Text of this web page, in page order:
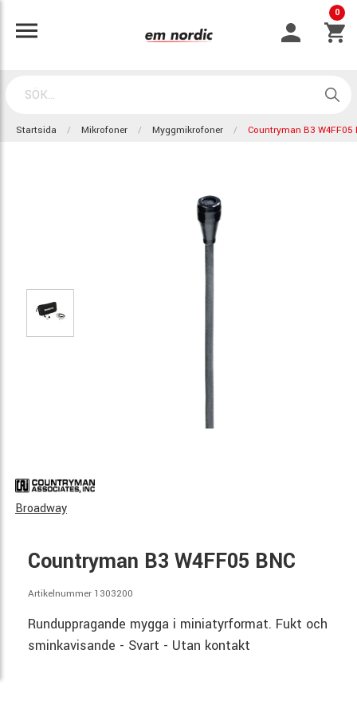
0
Startsida Mikrofoner Myggmikrofoner Countryman B3 W4FF05
Broadway
Countryman B3 W4FF05 BNC
Artikelnummer 1303200
Runduppragande mygga i miniatyrformat. Fukt och
sminkavisande - Svart - Utan kontakt